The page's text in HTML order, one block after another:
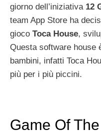
giorno dell’iniziativa 12
team App Store ha
gioco Toca House,
Questa software house
bambini, infatti Toca
più per i più piccini.
Game Of